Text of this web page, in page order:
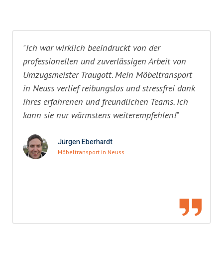
"Ich war wirklich beeindruckt von der
professionellen und zuverlässigen Arbeit von
Umzugsmeister Traugott. Mein Möbeltransport
in Neuss verlief reibungslos und stressfrei dank
ihres erfahrenen und freundlichen Teams. Ich
kann sie nur wärmstens weiterempfehlen!"
Jürgen Eberhardt
Möbeltransport in Neuss